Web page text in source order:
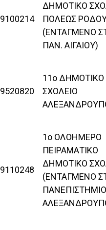
9100214
ΔΗΜΟΤΙΚΟ
ΠΟΛΕΩΣ
(ΕΝΤΑΓΜΕΝΟ
ΠΑΝ. ΑΙΓΑΙΟΥ)
9520820
11ο ΔΗΜΟΤΙΚΟ
ΣΧΟΛΕΙΟ
9110248
1ο ΟΛΟΗΜΕΡΟ
ΠΕΙΡΑΜΑΤΙΚΟ
ΔΗΜΟΤΙΚΟ
(ΕΝΤΑΓΜΕΝΟ